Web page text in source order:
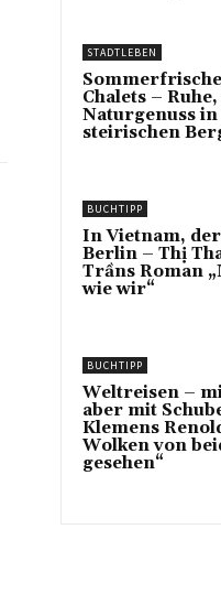
STADTLEBEN
Chalets –
Naturgenuss
steirischen
BUCHTIPP
In Vietnam,
Berlin – Thị
Trầns Roman
wie wir“
BUCHTIPP
Weltreisen –
aber mit
Klemens
Wolken von
gesehen“